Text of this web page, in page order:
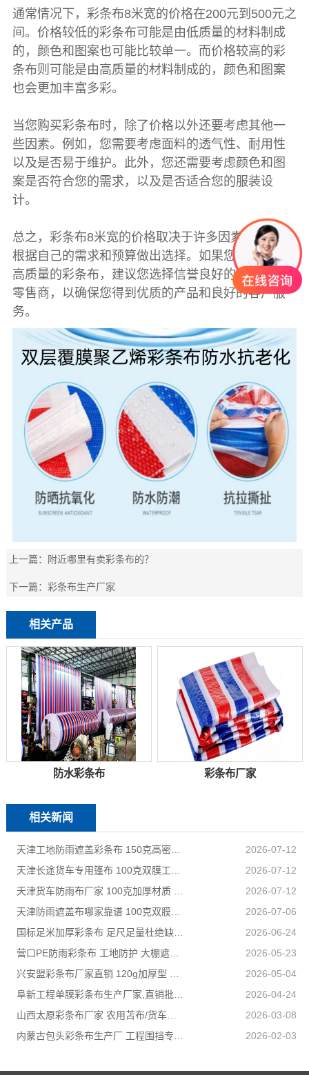
通常情况下， 彩条布8米宽的价格在200元到500元之
间。价格较低的彩条布可能是由低质量的材料制成
的，颜色和图案也可能比较单一。而价格较高的彩
条布则可能是由高质量的材料制成的，颜色和图案
也会更加丰富多彩。
当您购买彩条布时，除了价格以外还要考虑其他一
些因素。例如，您需要考虑面料的透气性、耐用性
以及是否易于维护。此外，您还需要考虑颜色和图
案是否符合您的需求，以及是否适合您的服装设
计。
总之， 彩条布8米宽的价格取决于许多因素，您需要
根据自己的需求和预算做出选择。如果您想要购买
高质量的彩条布，建议您选择信誉良好的供应商或
零售商，以确保您得到优质的产品和良好的客户服
务。
上一篇： 附近哪里有卖彩条布的？
下一篇：彩条布生产厂家
相关产品
防水彩条布 彩条布厂家
相关新闻
天津工地防雨遮盖彩条布 150克高密度 基建施工防尘防水
2026-07-12
2026-07-12
2026-07-12
天津防雨遮盖布哪家靠谱 100克双膜加厚款适配高栏货车长途盖货
2026-07-06
国标足米加厚彩条布 足尺足量杜绝缺尺少米
2026-06-24
营口PE防雨彩条布 工地防护 大棚遮盖 3×50米 耐寒耐用
2026-05-23
2026-05-04
2026-04-24
山西太原彩条布厂家 农用苫布/货车篷布 支持来样加工定制
2026-03-08
2026-02-03